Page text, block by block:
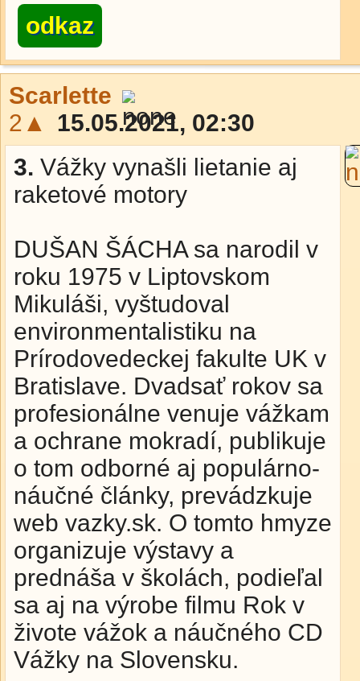
odkaz
Scarlette
2▲
15.05.2021, 02:30
3. Vážky vynašli lietanie aj
raketové motory
DUŠAN ŠÁCHA sa narodil v
roku 1975 v Liptovskom
Mikuláši, vyštudoval
environmentalistiku na
Prírodovedeckej fakulte UK v
Bratislave. Dvadsať rokov sa
profesionálne venuje vážkam
a ochrane mokradí, publikuje
o tom odborné aj populárno-
náučné články, prevádzkuje
web vazky.sk. O tomto hmyze
organizuje výstavy a
prednáša v školách, podieľal
sa aj na výrobe filmu Rok v
živote vážok a náučného CD
Vážky na Slovensku.